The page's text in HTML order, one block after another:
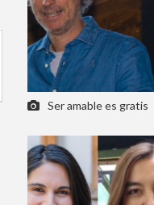
Ser amable es gratis